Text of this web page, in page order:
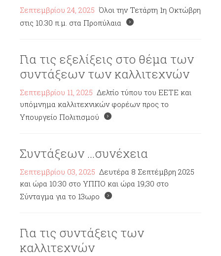
Σεπτεμβρίου 24, 2025 Όλοι την Τετάρτη 1η Οκτώβρη
στις 10.30 π.μ. στα Προπύλαια
Για τις εξελίξεις στο θέμα των
συντάξεων των καλλιτεχνών
Σεπτεμβρίου 11, 2025 Δελτίο τύπου του ΕΕΤΕ και
υπόμνημα καλλιτεχνικών φορέων προς το
Υπουργείο Πολιτισμού
Συντάξεων ...συνέχεια
Σεπτεμβρίου 03, 2025 Δευτέρα 8 Σεπτέμβρη 2025
και ώρα 10:30 στο ΥΠΠΟ και ώρα 19;30 στο
Σύνταγμα για το 13ωρο
Για τις συντάξεις των
καλλιτεχνών